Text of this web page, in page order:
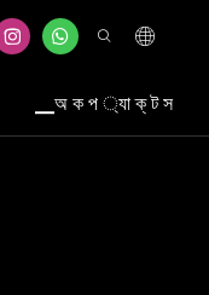
▁অ ক প ্যা ক্ ট স